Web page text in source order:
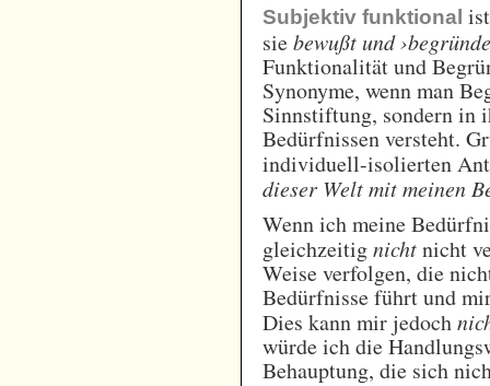
Subjektiv funktional
siebewußt und
Funktionalität und
Synonyme, wenn man
Sinnstiftung, sondern in
Bedürfnissen versteht.
individuell-isolierten
dieser Welt mit meinen
Wenn ich meine
gleichzeitignichtnicht
Weise verfolgen, die
Bedürfnisse führt und
Dies kann mir jedoch
würde ich die
Behauptung, die sich